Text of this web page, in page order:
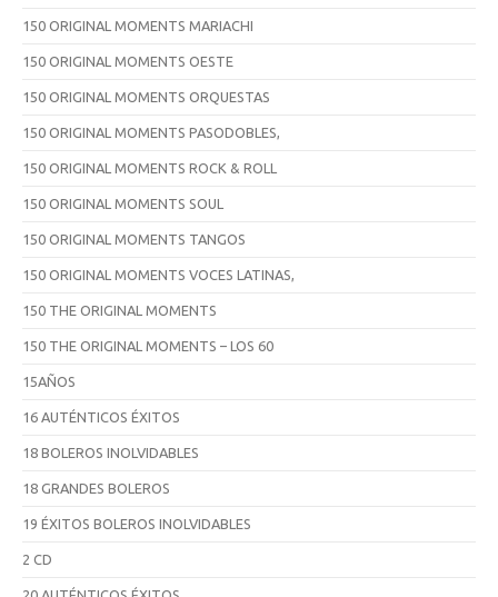
150 ORIGINAL MOMENTS MARIACHI
150 ORIGINAL MOMENTS OESTE
150 ORIGINAL MOMENTS ORQUESTAS
150 ORIGINAL MOMENTS PASODOBLES,
150 ORIGINAL MOMENTS ROCK & ROLL
150 ORIGINAL MOMENTS SOUL
150 ORIGINAL MOMENTS TANGOS
150 ORIGINAL MOMENTS VOCES LATINAS,
150 THE ORIGINAL MOMENTS
150 THE ORIGINAL MOMENTS – LOS 60
15AÑOS
16 AUTÉNTICOS ÉXITOS
18 BOLEROS INOLVIDABLES
18 GRANDES BOLEROS
19 ÉXITOS BOLEROS INOLVIDABLES
2 CD